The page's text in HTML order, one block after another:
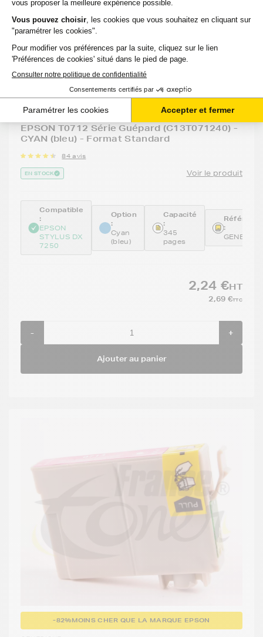
GENERIQUE
Cartouche d'encre générique équivalent à
EPSON T0712 Série Guépard (C13T071240) -
CYAN (bleu) - Format Standard
84 avis
EN STOCK Voir le produit
Compatible
:
EPSON
STYLUS DX
7250
Option
:
Cyan
(bleu)
Capacité
:
345
pages
:
GENE712
2,24 €HT
2,69 €TTC
- +
Ajouter au panier
-82%MOINS CHER QUE LA MARQUE EPSON